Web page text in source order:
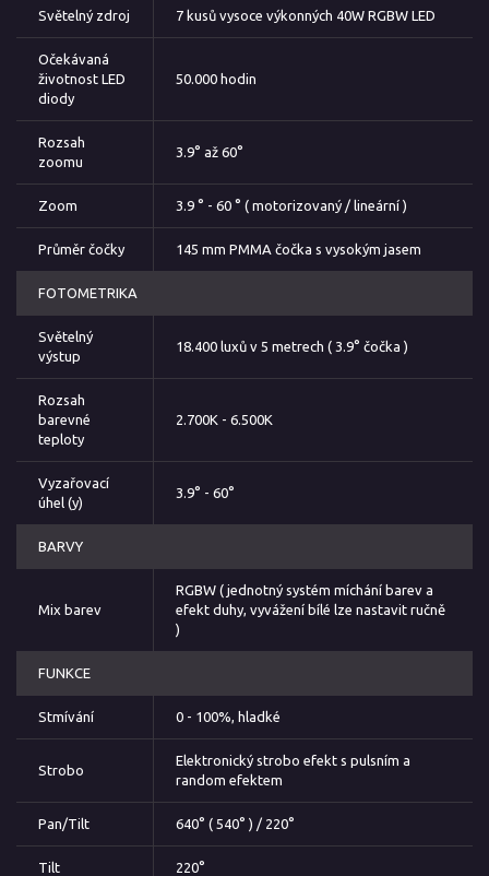
Světelný zdroj 7 kusů vysoce výkonných 40W RGBW LED
Očekávaná
životnost LED
diody
50.000 hodin
Rozsah
zoomu
3.9° až 60°
Zoom 3.9 ° - 60 ° ( motorizovaný / lineární )
Průměr čočky 145 mm PMMA čočka s vysokým jasem
FOTOMETRIKA
Světelný
výstup
18.400 luxů v 5 metrech ( 3.9° čočka )
Rozsah
barevné
teploty
2.700K - 6.500K
Vyzařovací
úhel (y)
3.9° - 60°
BARVY
Mix barev
RGBW ( jednotný systém míchání barev a
efekt duhy, vyvážení bílé lze nastavit ručně
)
FUNKCE
Stmívání 0 - 100%, hladké
Strobo
Elektronický strobo efekt s pulsním a
random efektem
Pan/Tilt 640° ( 540° ) / 220°
Tilt 220°